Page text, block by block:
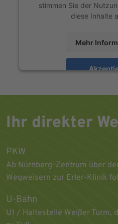
stimmen Sie der
diese Inhalte
Mehr
Ihr direkter
PKW
Ab Nürnberg-Zentrum über
Wegweisern zur Erler-Klinik
U-Bahn
U1 / Haltestelle Weißer Turm,